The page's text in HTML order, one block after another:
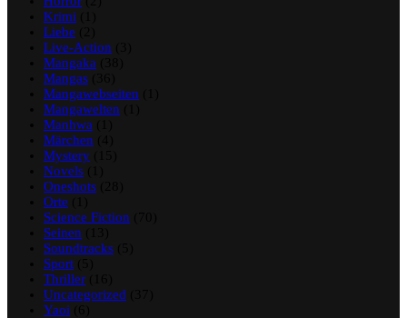
Krimi
Liebe
Live-Action
Mangaka
Mangas
Mangawebseiten
Mangawelten
Manhwa
Märchen
Mystery
Novels
Oneshots
Orte
Science Fiction
Seinen
Soundtracks
Sport
Thriller
Uncategorized
Yaoi